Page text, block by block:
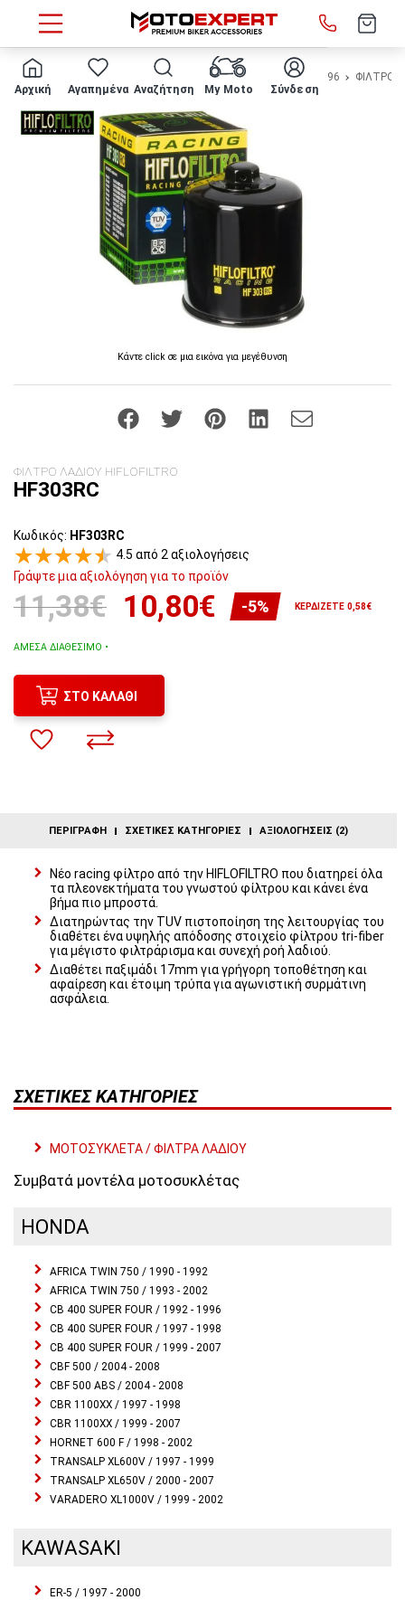
Αρχική Αγαπημένα Αναζήτηση My Moto Σύνδεση
HOME Μάρκα/μοντέλο KAWASAKI KLE 500 1991 - 1996 ΦΙΛΤΡΟ
Κάντε click σε μια εικόνα για μεγέθυνση
ΦΙΛΤΡΟ ΛΑΔΙΟΥ HIFLOFILTRO
HF303RC
Κωδικός: HF303RC
4.5 από 2 αξιολογήσεις
Γράψτε μια αξιολόγηση για το προϊόν
11,38€ 10,80€ -5% ΚΕΡΔΊΖΕΤΕ 0,58€
ΆΜΕΣΑ ΔΙΑΘΈΣΙΜΟ •
ΣΤΟ ΚΑΛΆΘΙ
ΠΕΡΙΓΡΑΦΉ ΣΧΕΤΙΚΈΣ ΚΑΤΗΓΟΡΊΕΣ ΑΞΙΟΛΟΓΉΣΕΙΣ (2)
Νέο racing φίλτρο από την HIFLOFILTRO που διατηρεί όλα
τα πλεονεκτήματα του γνωστού φίλτρου και κάνει ένα
βήμα πιο μπροστά.
Διατηρώντας την TUV πιστοποίηση της λειτουργίας του
διαθέτει ένα υψηλής απόδοσης στοιχείο φίλτρου tri-fiber
για μέγιστο φιλτράρισμα και συνεχή ροή λαδιού.
Διαθέτει παξιμάδι 17mm για γρήγορη τοποθέτηση και
αφαίρεση και έτοιμη τρύπα για αγωνιστική συρμάτινη
ασφάλεια.
ΣΧΕΤΙΚΈΣ ΚΑΤΗΓΟΡΊΕΣ
ΜΟΤΟΣΥΚΛΕΤΑ / ΦΙΛΤΡΑ ΛΑΔΙΟΥ
Συμβατά μοντέλα μοτοσυκλέτας
HONDA
AFRICA TWIN 750 / 1990 - 1992
AFRICA TWIN 750 / 1993 - 2002
CB 400 SUPER FOUR / 1992 - 1996
CB 400 SUPER FOUR / 1997 - 1998
CB 400 SUPER FOUR / 1999 - 2007
CBF 500 / 2004 - 2008
CBF 500 ABS / 2004 - 2008
CBR 1100XX / 1997 - 1998
CBR 1100XX / 1999 - 2007
HORNET 600 F / 1998 - 2002
TRANSALP XL600V / 1997 - 1999
TRANSALP XL650V / 2000 - 2007
VARADERO XL1000V / 1999 - 2002
KAWASAKI
ER-5 / 1997 - 2000